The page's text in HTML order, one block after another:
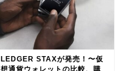
LEDGER STAXが発売！〜仮
想通貨ウォレットの比較、購